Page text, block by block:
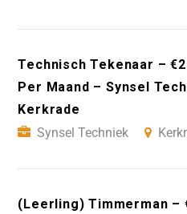
Technisch Tekenaar –
Per Maand – Synsel
Kerkrade
Synsel Techniek
(Leerling) Timmerman –